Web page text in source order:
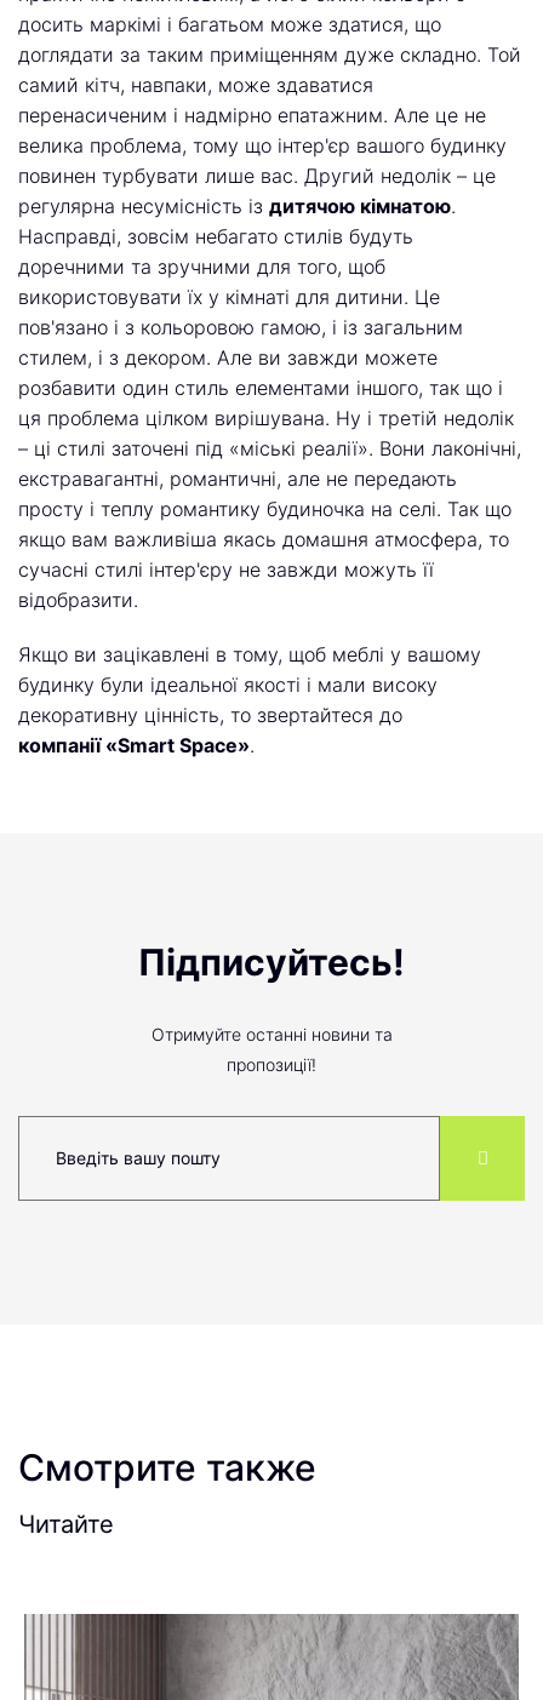
досить маркімі і багатьом може здатися, що
доглядати за таким приміщенням дуже складно. Той
самий кітч, навпаки, може здаватися
перенасиченим і надмірно епатажним. Але це не
велика проблема, тому що інтер'єр вашого будинку
повинен турбувати лише вас. Другий недолік – це
регулярна несумісність із дитячою кімнатою.
Насправді, зовсім небагато стилів будуть
доречними та зручними для того, щоб
використовувати їх у кімнаті для дитини. Це
пов'язано і з кольоровою гамою, і із загальним
стилем, і з декором. Але ви завжди можете
розбавити один стиль елементами іншого, так що і
ця проблема цілком вирішувана. Ну і третій недолік
– ці стилі заточені під «міські реалії». Вони лаконічні,
екстравагантні, романтичні, але не передають
просту і теплу романтику будиночка на селі. Так що
якщо вам важливіша якась домашня атмосфера, то
сучасні стилі інтер'єру не завжди можуть її
відобразити.
Якщо ви зацікавлені в тому, щоб меблі у вашому
будинку були ідеальної якості і мали високу
декоративну цінність, то звертайтеся до
компанії «Smart Space».
Підписуйтесь!
Отримуйте останні новини та
пропозиції!
Смотрите также
Читайте